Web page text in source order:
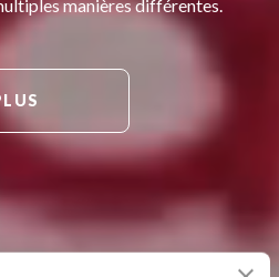
manières différentes.